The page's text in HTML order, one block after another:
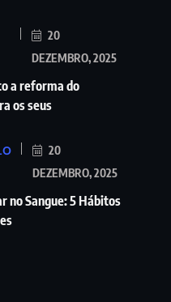
20
DEZEMBRO, 2025
a reforma do
os seus
20
DEZEMBRO, 2025
no Sangue: 5 Hábitos